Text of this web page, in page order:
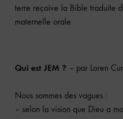
terre reçoive la Bible traduite
maternelle orale.
Qui est JEM ? – par Loren
Nous sommes des vagues :
– selon la vision que Dieu a